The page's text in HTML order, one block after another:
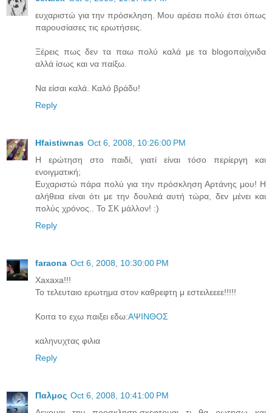
ευχαριστώ για την πρόσκληση. Μου αρέσει πολύ έτσι όπως
παρουσίασες τις ερωτήσεις.
Ξέρεις πως δεν τα παω πολύ καλά με τα blogοπαίχνιδα
αλλά ίσως και να παίξω.
Να είσαι καλά. Καλό βράδυ!
Reply
Hfaistiwnas Oct 6, 2008, 10:26:00 PM
Η ερώτηση στο παιδί, γιατί είναι τόσο περίεργη και
ενοιγματική;
Eυχαριστώ πάρα πολύ για την πρόσκληση Αρτάνης μου! Η
αλήθεια είναι ότι με την δουλειά αυτή τώρα, δεν μένει και
πολύς χρόνος.. Το ΣΚ μάλλον! :)
Reply
faraona Oct 6, 2008, 10:30:00 PM
Xaxaxa!!!
Το τελευταιο ερωτημα στον καθρεφτη μ εστειλεεεε!!!!!
Κοιτα το εχω παιξει εδω:AΨΙΝΘΟΣ
καληνυχτας φιλια
Reply
Παλμος Oct 6, 2008, 10:41:00 PM